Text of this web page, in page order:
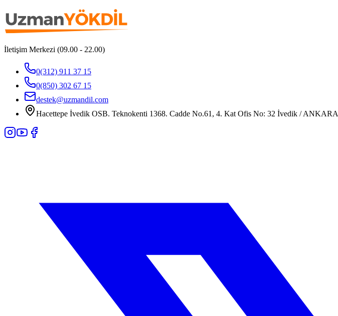
İletişim Merkezi (09.00 - 22.00)
0(312) 911 37 15
0(850) 302 67 15
destek@uzmandil.com
Hacettepe İvedik OSB. Teknokenti 1368. Cadde No.61, 4. Kat Ofis No: 32 İvedik / ANKARA